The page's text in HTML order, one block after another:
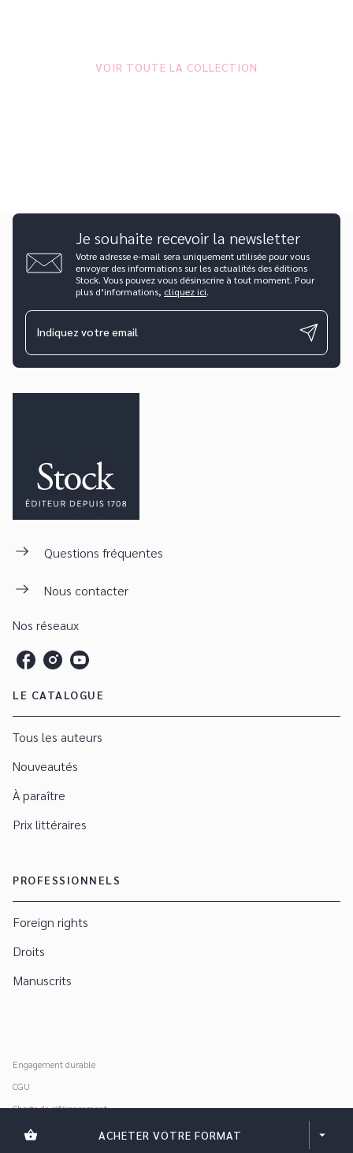
shopping_basket ACHETER VOTRE FORMAT arrow_drop_down
VOIR TOUTE LA COLLECTION
Je souhaite recevoir la newsletter
Votre adresse e-mail sera uniquement utilisée pour vous
envoyer des informations sur les actualités des éditions
Stock. Vous pouvez vous désinscrire à tout moment. Pour
plus d’informations, cliquez ici.
Indiquez votre email
Questions fréquentes
Nous contacter
Nos réseaux
LE CATALOGUE
Tous les auteurs
Nouveautés
À paraître
Prix littéraires
PROFESSIONNELS
Foreign rights
Droits
Manuscrits
Engagement durable
CGU
Charte de référencement
Données personnelles